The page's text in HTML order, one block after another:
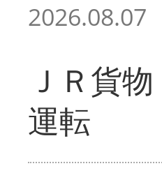
2026.08.07
ＪＲ貨
運転